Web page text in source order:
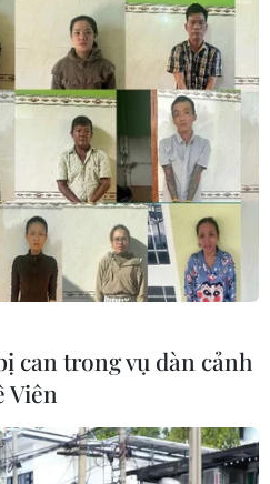
can trong vụ dàn cảnh
Viên